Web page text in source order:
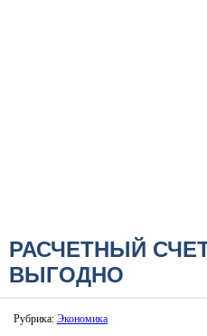
РАСЧЕТНЫЙ
ВЫГОДНО
Рубрика: Экономика